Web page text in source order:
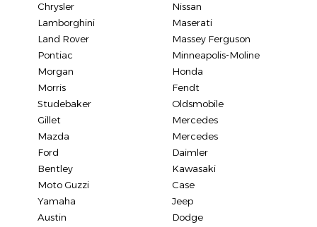
Chrysler
Nissan
Lamborghini
Maserati
Land Rover
Massey Ferguson
Pontiac
Minneapolis-Moline
Morgan
Honda
Morris
Fendt
Studebaker
Oldsmobile
Gillet
Mercedes
Mazda
Mercedes
Ford
Daimler
Bentley
Kawasaki
Moto Guzzi
Case
Yamaha
Jeep
Austin
Dodge